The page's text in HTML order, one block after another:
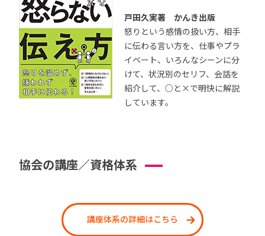
戸田久実著 かんき出版
怒りという感情の扱い方、相手
に伝わる言い方を、仕事やプラ
イベート、いろんなシーンに分
けて、状況別のセリフ、会話を
紹介して、○と×で明快に解説
しています。
協会の講座／資格体系
講座体系の詳細はこちら